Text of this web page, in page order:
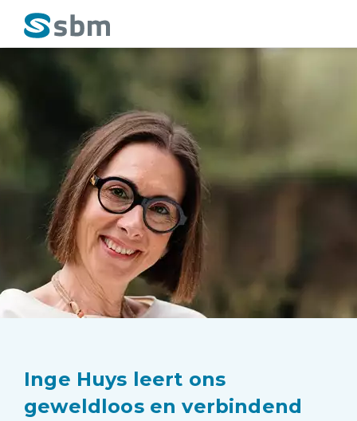
Inge Huys leert ons
geweldloos en verbindend